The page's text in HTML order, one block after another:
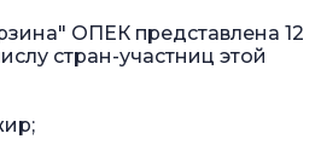
ОПЕК представлена 12
стран-участниц этой